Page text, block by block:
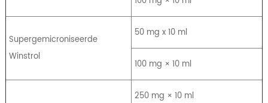
Supergemicroniseerde
Winstrol
50 mg x 10 ml
100 mg × 10 ml
250 mg × 10 ml